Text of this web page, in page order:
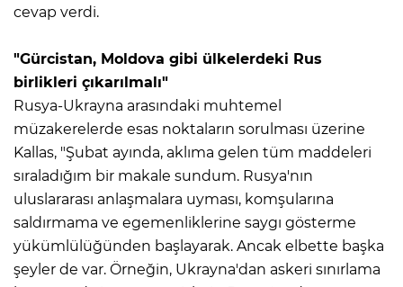
cevap verdi.
"Gürcistan, Moldova gibi ülkelerdeki Rus
birlikleri çıkarılmalı"
Rusya-Ukrayna arasındaki muhtemel
müzakerelerde esas noktaların sorulması üzerine
Kallas, "Şubat ayında, aklıma gelen tüm maddeleri
sıraladığım bir makale sundum. Rusya'nın
uluslararası anlaşmalara uyması, komşularına
saldırmama ve egemenliklerine saygı gösterme
yükümlülüğünden başlayarak. Ancak elbette başka
şeyler de var. Örneğin, Ukrayna'dan askeri sınırlama